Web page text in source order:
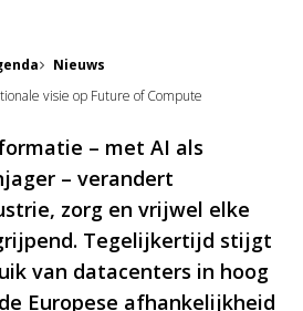
Nieuws
visie op Future of Compute
– met AI als
– verandert
zorg en vrijwel elke
Tegelijkertijd stijgt
van datacenters in hoog
Europese afhankelijkheid